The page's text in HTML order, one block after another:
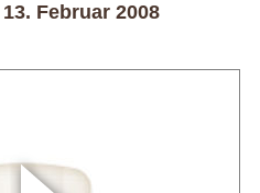
Februar 2008